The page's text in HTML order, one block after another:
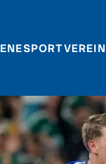
ESPORTVEREIN